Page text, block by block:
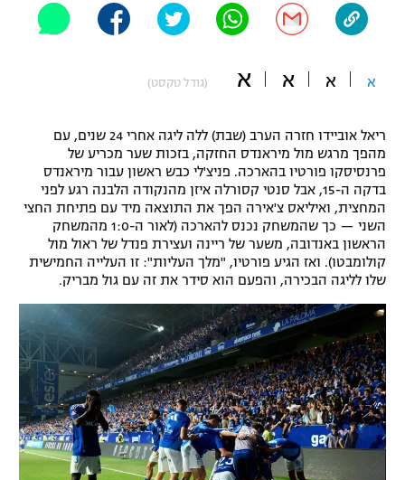
"מחצית בשכונה" – פודקאסט
משתתפים וזוכים בפרסים
תקנון משתתפים וזוכים בפרסים
תקנון עבור פעילות אלקטרה
תקנון עבור פעילות ספורט 1 – "מרלן"
טניס
גיימינג E-Sports
תנאי שימוש
מדיניות פרטיות
תקנון פעילות ספורט 1
רשיון להקרנה פומבית לבית עסק
הצטרפות לחבילת הערוצים
אופניים
ספורט מוטורי
פוטבול אמריקאי NFL
בייסבול MLB
ספורט אתגרי ואקסטרים
גיימינג E-Sports
א א א א (גודל טקסט)
ריאל אוביידו חזרה הערב (שבת) ללה ליגה אחרי 24 שנים, עם
מהפך מרגש מול מיראנדס החזקה, בזכות שער מכריע של
פרנסיסקו פורטיו בהארכה. פניצ'לי כבש ראשון עבור מיראנדס
בדקה ה-15, אבל סנטי קסורלה איזן מהנקודה הלבנה רגע לפני
המחצית, ואיליאס צ'אירה הפך את התוצאה מיד עם פתיחת החצי
השני — כך שהמשחק נכנס להארכה (לאור ה-1:0 מהמשחק
הראשון באנדובה, משער של ריינה ועצירת פנדל של ראול מול
קולומבטו). ואז הגיע פורטיו, "מלך העליות": זו העלייה החמישית
שלו לליגה הבכירה, והפעם הוא סידר את זה עם גול מבריק.